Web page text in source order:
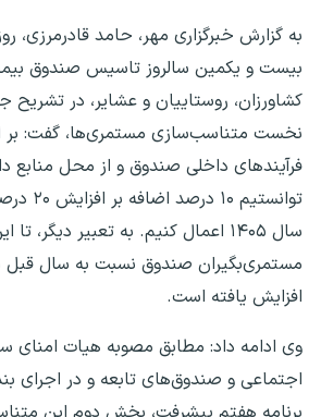
به گزارش خبرگزاری مهر، حامد قادرمرزی،
بیست و یکمین سالروز تاسیس صندوق
کشاورزان، روستاییان و عشایر، در تشریح
نخست متناسب‌سازی مستمری‌ها، گفت:
فرآیندهای داخلی صندوق و از محل منابع
سال ۱۴۰۵ اعمال کنیم. به تعبیر
افزایش یافته است.
وی ادامه داد: مطابق مصوبه هیات امنای